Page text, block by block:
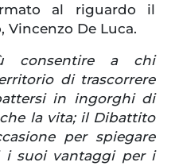
al riguardo il
Vincenzo De Luca.
consentire a chi
di trascorrere
in ingorghi di
la vita; il Dibattito
per spiegare
i suoi vantaggi per i